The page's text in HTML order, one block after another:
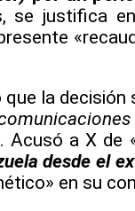
se justifica
la decisión
. Acusó a X de
desde el
en su